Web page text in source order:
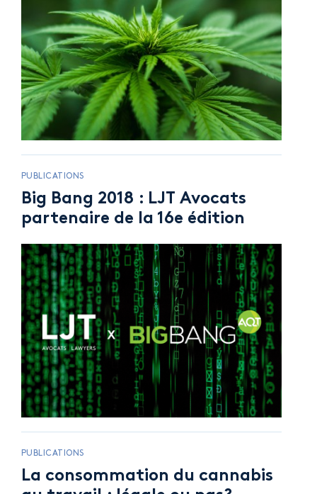
PUBLICATIONS
Big Bang 2018 : LJT Avocats
partenaire de la 16e édition
PUBLICATIONS
La consommation du cannabis